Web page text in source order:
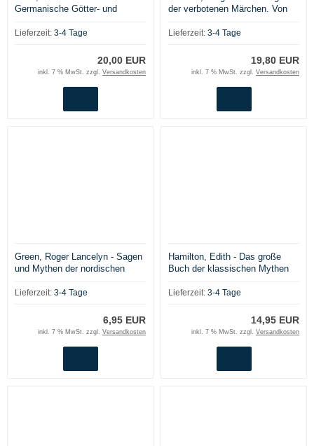
Germanische Götter- und
Lieferzeit: 3-4 Tage
20,00 EUR
inkl. 7 % MwSt. zzgl. Versandkosten
der verbotenen Märchen. Von
Lieferzeit: 3-4 Tage
19,80 EUR
inkl. 7 % MwSt. zzgl. Versandkosten
Green, Roger Lancelyn - Sagen
und Mythen der nordischen
Lieferzeit: 3-4 Tage
6,95 EUR
inkl. 7 % MwSt. zzgl. Versandkosten
Hamilton, Edith - Das große
Buch der klassischen Mythen
Lieferzeit: 3-4 Tage
14,95 EUR
inkl. 7 % MwSt. zzgl. Versandkosten